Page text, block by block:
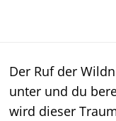
Der Ruf der
unter und du
wird dieser